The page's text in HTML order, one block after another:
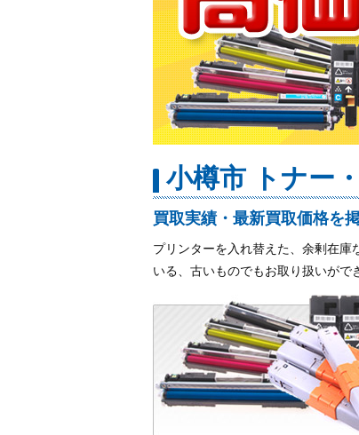
小樽市 トナー
買取実績・最新買取価格を
プリンターを入れ替えた、余剰在
いる、古いものでもお取り扱いがで